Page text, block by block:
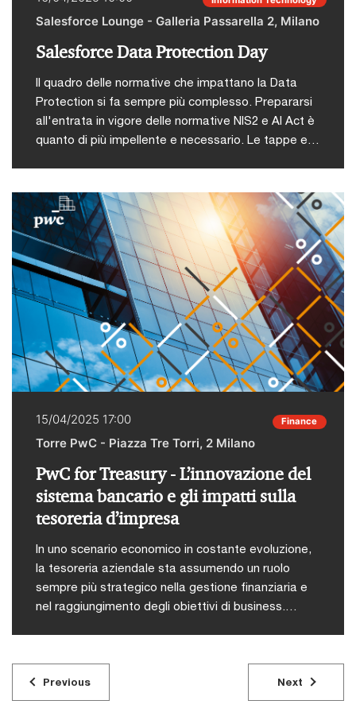
comune di quest’anno: “Cicatrici".
Salesforce Lounge - Galleria Passarella 2, Milano
Salesforce Data Protection Day
Il quadro delle normative che impattano la Data
Protection si fa sempre più complesso. Prepararsi
all'entrata in vigore delle normative NIS2 e AI Act è
quanto di più impellente e necessario. Le tappe e i
agli impegni e alle scadenze.Mercoledì 16 aprile alle
ore 10.00 si terrà presso gli uffici di Salesforce
Milano il Salesforce Data Protection Day: un evento
dedicato per scoprire le migliori pratiche e soluzioni
per gestire la Privacy e la Security dei dati,
presentate da esperti di Salesforce e PwC
Italia.Intervengono:- Giuseppe D’Agostino, Partner
PwC Italia, Cybersecurity & Resilience​- Riccardo
Raspadori, Director PwC Italia, Cybersecurity &
Resilience​
15/04/2025 17:00 Finance
Torre PwC - Piazza Tre Torri, 2 Milano
PwC for Treasury - L’innovazione del
sistema bancario e gli impatti sulla
tesoreria d’impresa
In uno scenario economico in costante evoluzione,
la tesoreria aziendale sta assumendo un ruolo
sempre più strategico nella gestione finanziaria e
nel raggiungimento degli obiettivi di business.
essenziali per migliorare l’efficienza operativa,
ottimizzare i processi e garantire la solidità delle
imprese.Per supportare i professionisti della
Previous Next